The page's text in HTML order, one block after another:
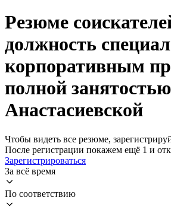
Резюме
должность
корпоративным
полной
Анастасиевской
Чтобы видеть все резюме,
После регистрации покажем ещё 1 и
Зарегистрироваться
За всё время
По соответствию